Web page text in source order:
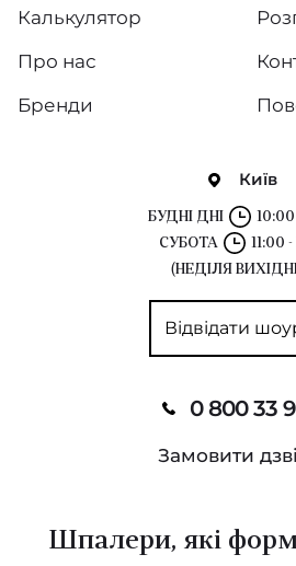
Arcadian Thames
Sauvage 2
Constantina Damask
Trend Town Colours
Kensington Walk
Rhombi Wallcoverings
Darnley Wallpapers
The Muse
Brushed Suede
Київ
БУДНІ ДНІ
10:00
СУБОТА
11:00
(НЕДІЛЯ
Відвідати
0 800 33
Замовити
Калькулятор
Про нас
Бренди
Шпалери, які